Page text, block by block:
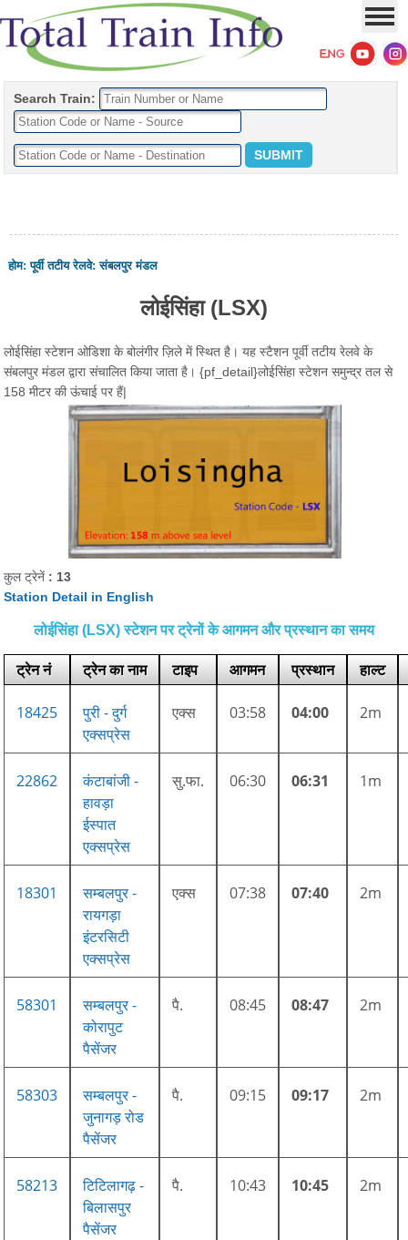
Search Train:
होम:पूर्वी तटीय रेलवे:संबलपुर मंडल
लोईसिंहा (LSX)
लोईसिंहा स्टेशन ओडिशा के बोलंगीर ज़िले में स्थित है। यह स्टैशन पूर्वी तटीय रेलवे के
संबलपुर मंडल द्वारा संचालित किया जाता है। {pf_detail}लोईसिंहा स्टेशन समुन्द्र तल से
158 मीटर की ऊंचाई पर हैं|
कुल ट्रेनें : 13
Station Detail in English
लोईसिंहा (LSX) स्टेशन पर ट्रेनों के आगमन और प्रस्थान का समय
ट्रेन नं ट्रेन का नाम टाइप आगमन प्रस्थान हाल्ट
18425
पुरी - दुर्ग
एक्सप्रेस
एक्स 03:58 04:00 2m
22862
कंटाबांजी -
हावड़ा
ईस्पात
एक्सप्रेस
सु.फा. 06:30 06:31 1m
18301
सम्बलपुर -
रायगड़ा
इंटरसिटी
एक्सप्रेस
एक्स 07:38 07:40 2m
58301
सम्बलपुर -
कोरापुट
पैसेंजर
पै. 08:45 08:47 2m
58303
सम्बलपुर -
जुनागड़ रोड
पैसेंजर
पै. 09:15 09:17 2m
58213
टिटिलागढ़ -
बिलासपुर
पैसेंजर
पै. 10:43 10:45 2m